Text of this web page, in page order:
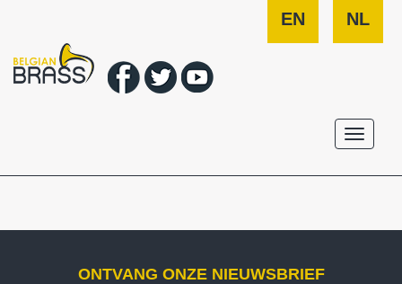
EN NL
Toggle
ONTVANG ONZE NIEUWSBRIEF